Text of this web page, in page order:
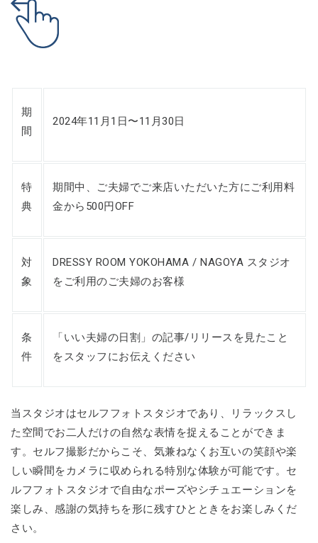
期
間
2024年11月1日〜11月30日
特
典
期間中、ご夫婦でご来店いただいた方にご利用料
金から500円OFF
対
象
DRESSY ROOM YOKOHAMA / NAGOYA スタジオ
をご利用のご夫婦のお客様
条
件
「いい夫婦の日割」の記事/リリースを見たこと
をスタッフにお伝えください
当スタジオはセルフフォトスタジオであり、リラックスし
た空間でお二人だけの自然な表情を捉えることができま
す。セルフ撮影だからこそ、気兼ねなくお互いの笑顔や楽
しい瞬間をカメラに収められる特別な体験が可能です。セ
ルフフォトスタジオで自由なポーズやシチュエーションを
楽しみ、感謝の気持ちを形に残すひとときをお楽しみくだ
さい。